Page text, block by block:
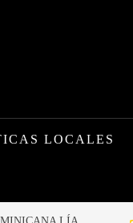
LOCALES